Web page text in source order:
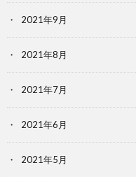
2021年9月
2021年8月
2021年7月
2021年6月
2021年5月